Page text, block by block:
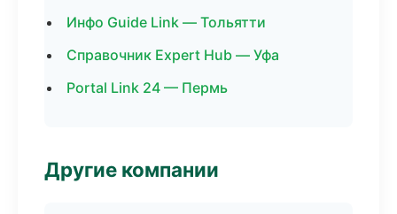
Инфо Guide Link — Тольятти
Справочник Expert Hub — Уфа
Portal Link 24 — Пермь
Другие компании